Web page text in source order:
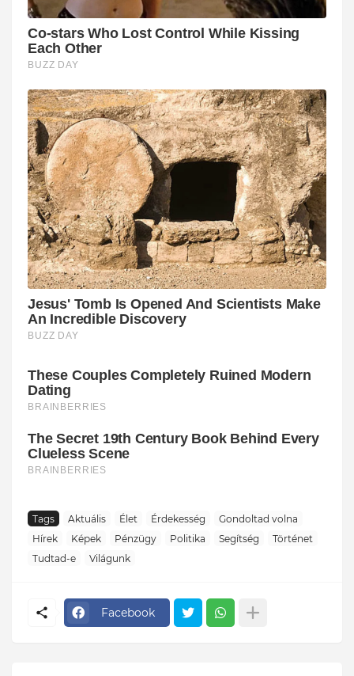
Tags Aktuális Élet Érdekesség
Gondoltad volna
Hírek
Képek Pénzügy Politika Segítség
Történet
Tudtad-e
Világunk
Facebook